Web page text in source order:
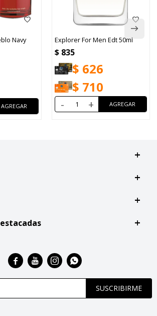
Navy
Explorer For Men Edt 50ml
$ 835
$ 626
$ 710
- +
SUSCRIBIRME
   